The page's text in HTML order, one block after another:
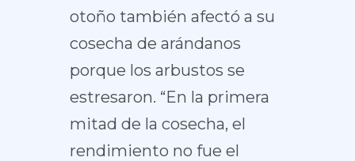
otoño también afectó a su
cosecha de arándanos
porque los arbustos se
estresaron. “En la primera
mitad de la cosecha, el
rendimiento no fue el